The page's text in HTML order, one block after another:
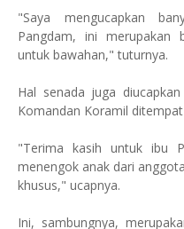
"Saya mengucapkan
Pangdam, ini merupakan
untuk bawahan," tuturnya.
Hal senada juga
Komandan Koramil
"Terima kasih untuk ibu
menengok anak dari
khusus," ucapnya.
Ini, sambungnya,